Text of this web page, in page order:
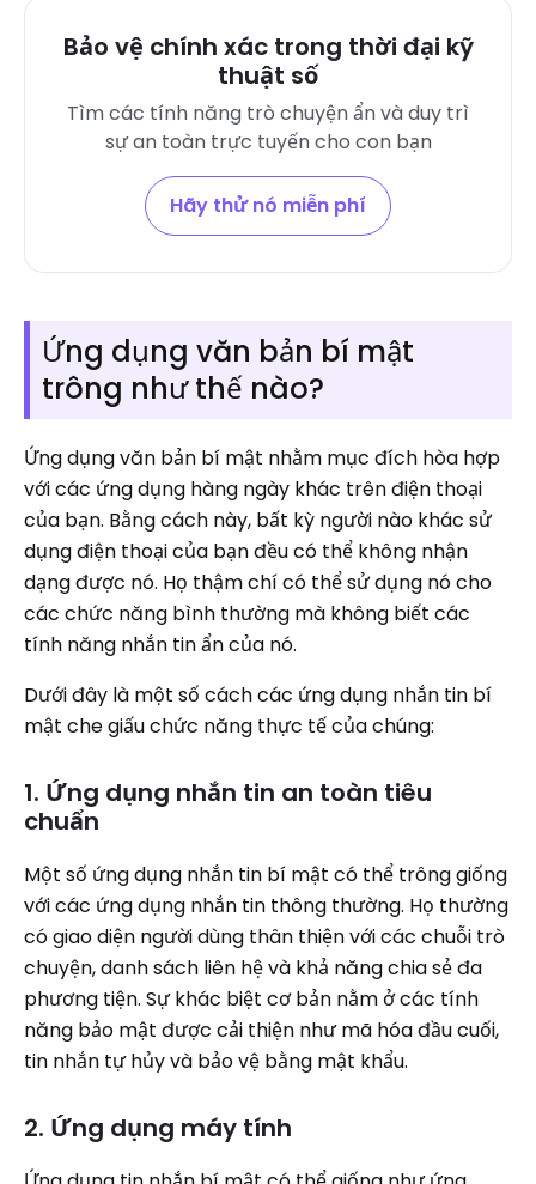
Bảo vệ chính xác trong thời đại kỹ
thuật số
Tìm các tính năng trò chuyện ẩn và duy trì
sự an toàn trực tuyến cho con bạn
Hãy thử nó miễn phí
Ứng dụng văn bản bí mật
trông như thế nào?
Ứng dụng văn bản bí mật nhằm mục đích hòa hợp
với các ứng dụng hàng ngày khác trên điện thoại
của bạn. Bằng cách này, bất kỳ người nào khác sử
dụng điện thoại của bạn đều có thể không nhận
dạng được nó. Họ thậm chí có thể sử dụng nó cho
các chức năng bình thường mà không biết các
tính năng nhắn tin ẩn của nó.
Dưới đây là một số cách các ứng dụng nhắn tin bí
mật che giấu chức năng thực tế của chúng:
1. Ứng dụng nhắn tin an toàn tiêu
chuẩn
Một số ứng dụng nhắn tin bí mật có thể trông giống
với các ứng dụng nhắn tin thông thường. Họ thường
có giao diện người dùng thân thiện với các chuỗi trò
chuyện, danh sách liên hệ và khả năng chia sẻ đa
phương tiện. Sự khác biệt cơ bản nằm ở các tính
năng bảo mật được cải thiện như mã hóa đầu cuối,
tin nhắn tự hủy và bảo vệ bằng mật khẩu.
2. Ứng dụng máy tính